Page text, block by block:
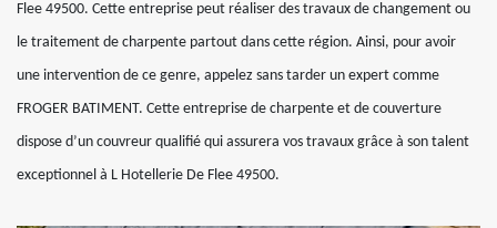
Flee 49500. Cette entreprise peut réaliser des travaux de changement ou
le traitement de charpente partout dans cette région. Ainsi, pour avoir
une intervention de ce genre, appelez sans tarder un expert comme
FROGER BATIMENT. Cette entreprise de charpente et de couverture
dispose d’un couvreur qualifié qui assurera vos travaux grâce à son talent
exceptionnel à L Hotellerie De Flee 49500.